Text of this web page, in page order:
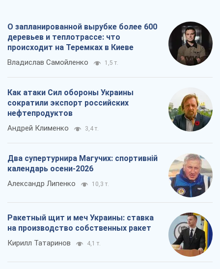
О запланированной вырубке более 600
деревьев и теплотрассе: что
происходит на Теремках в Киеве
Владислав Самойленко 1,5 т.
Как атаки Сил обороны Украины
сократили экспорт российских
нефтепродуктов
Андрей Клименко 3,4 т.
Два супертурнира Магучих: спортивній
календарь осени-2026
Александр Липенко 10,3 т.
Ракетный щит и меч Украины: ставка
на производство собственных ракет
Кирилл Татаринов 4,1 т.